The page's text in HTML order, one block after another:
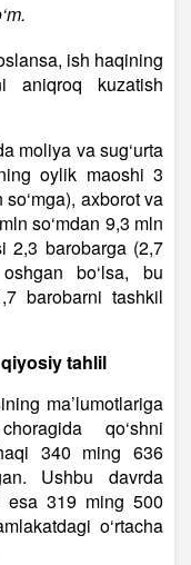
ish haqining
aniqroq kuzatish
moliya va sug‘urta
oylik maoshi 3
axborot va
so‘mdan 9,3 mln
2,3 barobarga (2,7
bo‘lsa, bu
barobarni tashkil
tahlil
ma’lumotlariga
qo‘shni
340 ming 636
Ushbu davrda
esa 319 ming 500
o‘rtacha